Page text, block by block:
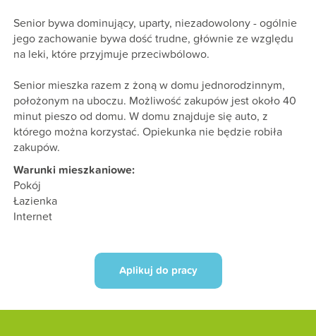
Senior bywa dominujący, uparty, niezadowolony - ogólnie
jego zachowanie bywa dość trudne, głównie ze względu
na leki, które przyjmuje przeciwbólowo.
Senior mieszka razem z żoną w domu jednorodzinnym,
położonym na uboczu. Możliwość zakupów jest około 40
minut pieszo od domu. W domu znajduje się auto, z
którego można korzystać. Opiekunka nie będzie robiła
zakupów.
Warunki mieszkaniowe:
Pokój
Łazienka
Internet